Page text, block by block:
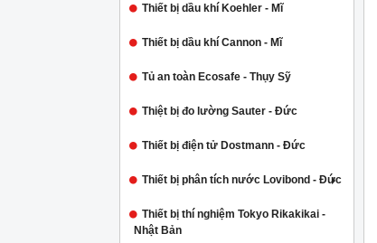
Thiết bị dầu khí Koehler - Mĩ
Thiết bị dầu khí Cannon - Mĩ
Tủ an toàn Ecosafe - Thụy Sỹ
Thiệt bị đo lường Sauter - Đức
Thiết bị điện tử Dostmann - Đức
Thiết bị phân tích nước Lovibond - Đức
Thiết bị thí nghiệm Tokyo Rikakikai -
Nhật Bản